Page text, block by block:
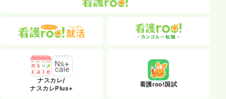
ナスカレ/
ナスカレPlus+
看護roo!国試